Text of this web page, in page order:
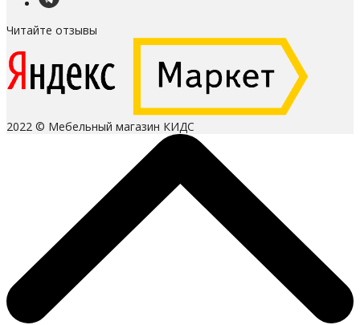
Читайте отзывы
2022 © Мебельный магазин КИДС